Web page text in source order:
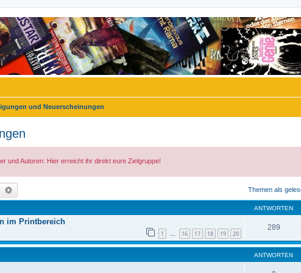
und Neuerscheinungen
und Autoren: Hier erreicht ihr direkt eure Zielgruppe!
Suche Themen als
ANTWORTEN
im Printbereich
1 … 16 17 18 19 20
289
ANTWORTEN